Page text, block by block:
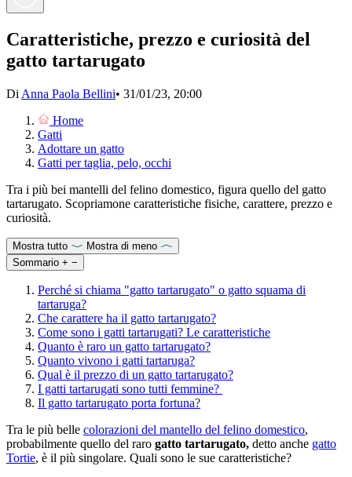
Caratteristiche, prezzo e curiosità del
gatto tartarugato
Di Anna Paola Bellini• 31/01/23, 20:00
Home
Gatti
Adottare un gatto
Gatti per taglia, pelo, occhi
Tra i più bei mantelli del felino domestico, figura quello del gatto
tartarugato. Scopriamone caratteristiche fisiche, carattere, prezzo e
curiosità.
Mostra tutto
Mostra di meno
Sommario + −
Perché si chiama "gatto tartarugato" o gatto squama di
tartaruga?
Che carattere ha il gatto tartarugato?
Come sono i gatti tartarugati? Le caratteristiche
Quanto è raro un gatto tartarugato?
Quanto vivono i gatti tartaruga?
Qual è il prezzo di un gatto tartarugato?
I gatti tartarugati sono tutti femmine?
Il gatto tartarugato porta fortuna?
Tra le più belle colorazioni del mantello del felino domestico,
probabilmente quello del raro gatto tartarugato, detto anche gatto
Tortie, è il più singolare. Quali sono le sue caratteristiche?